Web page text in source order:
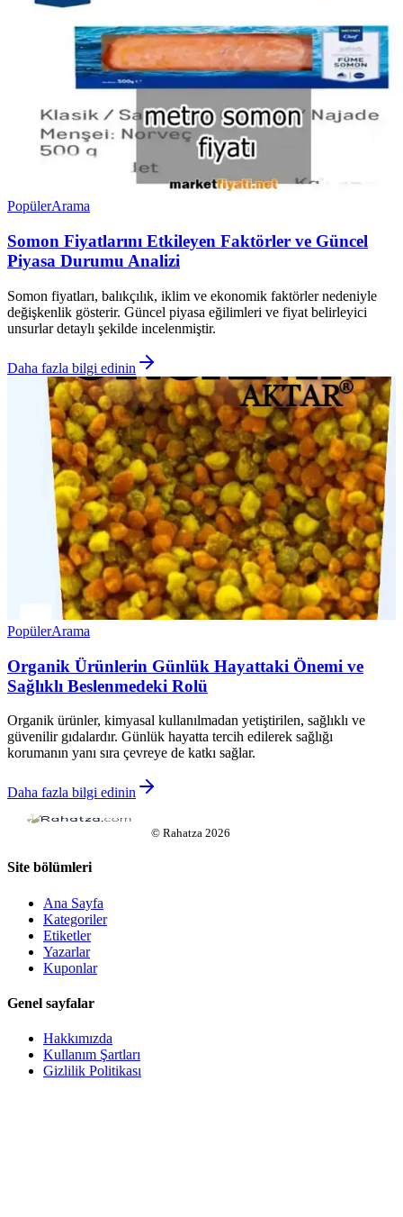
PopülerArama
Somon Fiyatlarını Etkileyen Faktörler ve Güncel
Piyasa Durumu Analizi
Somon fiyatları, balıkçılık, iklim ve ekonomik faktörler nedeniyle
değişkenlik gösterir. Güncel piyasa eğilimleri ve fiyat belirleyici
unsurlar detaylı şekilde incelenmiştir.
Daha fazla bilgi edinin
PopülerArama
Organik Ürünlerin Günlük Hayattaki Önemi ve
Sağlıklı Beslenmedeki Rolü
Organik ürünler, kimyasal kullanılmadan yetiştirilen, sağlıklı ve
güvenilir gıdalardır. Günlük hayatta tercih edilerek sağlığı
korumanın yanı sıra çevreye de katkı sağlar.
Daha fazla bilgi edinin
© Rahatza 2026
Site bölümleri
Ana Sayfa
Kategoriler
Etiketler
Yazarlar
Kuponlar
Genel sayfalar
Hakkımızda
Kullanım Şartları
Gizlilik Politikası